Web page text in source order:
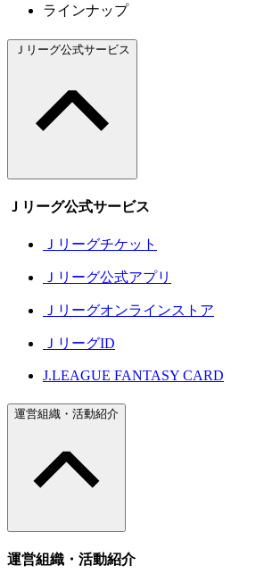
ラインナップ
Ｊリーグ公式サービス
Ｊリーグ公式サービス
Ｊリーグチケット
Ｊリーグ公式アプリ
Ｊリーグオンラインストア
ＪリーグID
J.LEAGUE FANTASY CARD
運営組織・活動紹介
運営組織・活動紹介